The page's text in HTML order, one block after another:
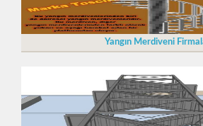
Yangın Merdiveni